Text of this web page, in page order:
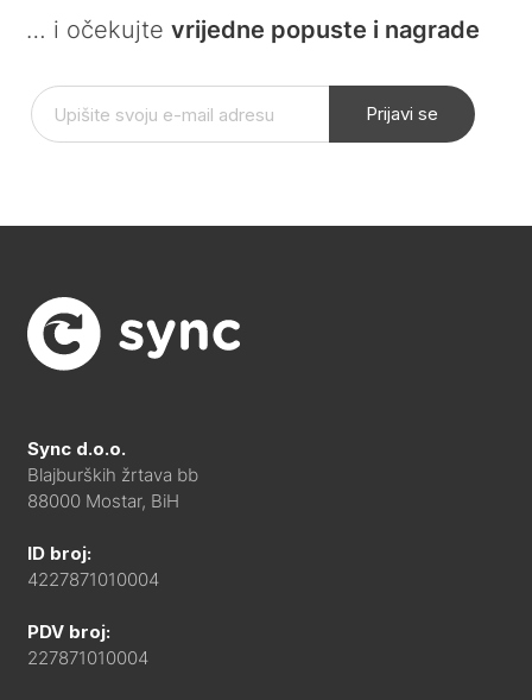
… i očekujte vrijedne popuste i nagrade
Prijavi se
Sync d.o.o.
Blajburških žrtava bb
88000 Mostar, BiH
ID broj:
4227871010004
PDV broj:
227871010004